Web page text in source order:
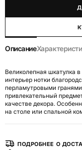
Описание
Великолепная шкатулка
интерьер нотки
перламутровыми
привлекательный
качестве декора.
на столе или спальной
ПОДРОБНЕЕ О